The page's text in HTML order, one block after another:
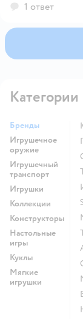
1 ответ
Категории
Бренды
Игрушечное
оружие
Игрушечный
транспорт
Игрушки
Коллекции
Конструкторы
Настольные
игры
Куклы
Мягкие
игрушки